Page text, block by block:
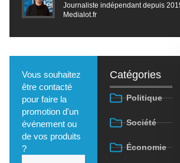
Journaliste indépendant depuis
Medialot.fr
Vous souhaitez
être contacté
pour faire la
promotion d'un
événement ou
de vos produits
?
Catégories
Politique
Société
Économie